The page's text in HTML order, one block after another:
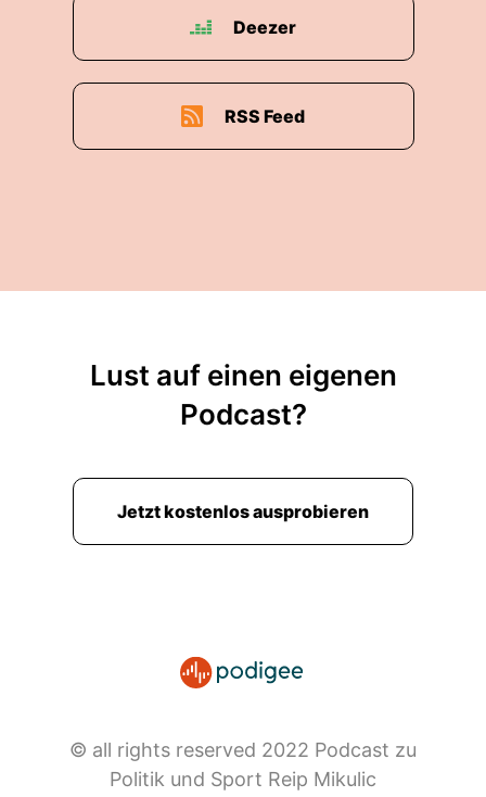
Deezer
RSS Feed
Lust auf einen eigenen
Podcast?
Jetzt kostenlos ausprobieren
© all rights reserved 2022 Podcast zu
Politik und Sport Reip Mikulic